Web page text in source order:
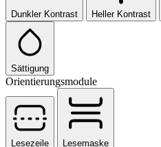
Dunkler Kontrast Heller Kontrast
Sättigung
Orientierungsmodule
Lesezeile
Lesemaske